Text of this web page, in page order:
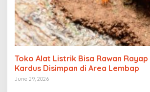
Toko Alat Listrik Bisa Rawan
Kardus Disimpan di Area Lembap
June 29, 2026